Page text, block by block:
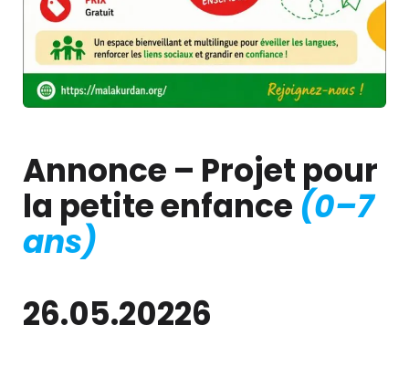
Annonce – Projet pour
la petite enfance (0–7
ans)
26.05.20226